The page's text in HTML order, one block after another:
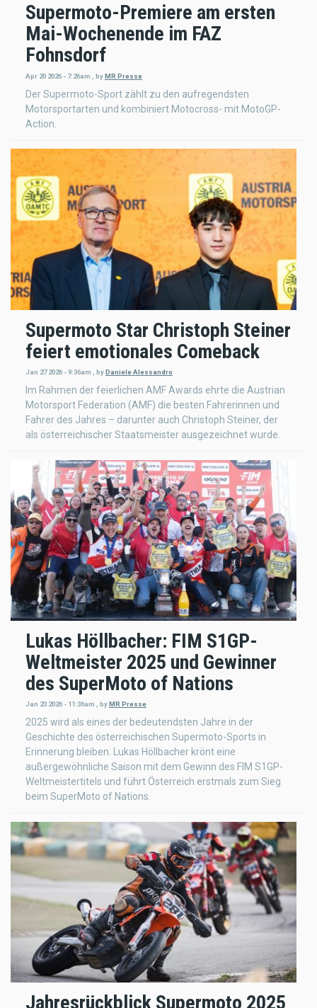
Supermoto-Premiere am ersten
Mai-Wochenende im FAZ
Fohnsdorf
Apr 20 2026 - 7:26am byMR Presse
Der Supermoto-Sport zählt zu den aufregendsten
Motorsportarten und kombiniert Motocross- mit MotoGP-
Action.
Supermoto Star Christoph Steiner
feiert emotionales Comeback
Jan 27 2026 - 9:36am byDaniele Alessandro
Im Rahmen der feierlichen AMF Awards ehrte die Austrian
Motorsport Federation (AMF) die besten Fahrerinnen und
Fahrer des Jahres – darunter auch Christoph Steiner, der
als österreichischer Staatsmeister ausgezeichnet wurde.
Lukas Höllbacher: FIM S1GP-
Weltmeister 2025 und Gewinner
des SuperMoto of Nations
Jan 23 2026 - 11:36am byMR Presse
2025 wird als eines der bedeutendsten Jahre in der
Geschichte des österreichischen Supermoto-Sports in
Erinnerung bleiben. Lukas Höllbacher krönt eine
außergewöhnliche Saison mit dem Gewinn des FIM S1GP-
Weltmeistertitels und führt Österreich erstmals zum Sieg
beim SuperMoto of Nations.
Jahresrückblick Supermoto 2025